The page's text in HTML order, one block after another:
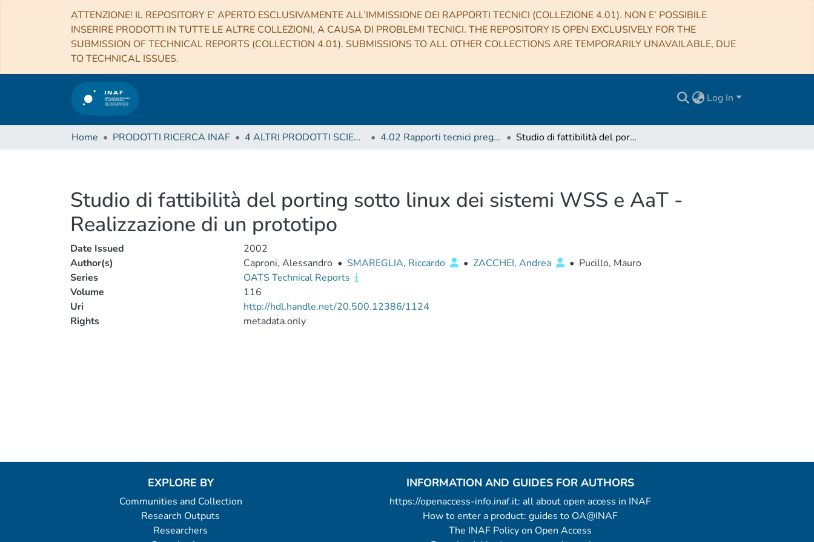
ATTENZIONE! IL REPOSITORY E’ APERTO ESCLUSIVAMENTE ALL’IMMISSIONE DEI RAPPORTI TECNICI (COLLEZIONE 4.01). NON E’ POSSIBILE
INSERIRE PRODOTTI IN TUTTE LE ALTRE COLLEZIONI, A CAUSA DI PROBLEMI TECNICI. THE REPOSITORY IS OPEN EXCLUSIVELY FOR THE
SUBMISSION OF TECHNICAL REPORTS (COLLECTION 4.01). SUBMISSIONS TO ALL OTHER COLLECTIONS ARE TEMPORARILY UNAVAILABLE, DUE
TO TECHNICAL ISSUES.
Log In
Home PRODOTTI RICERCA INAF 4 ALTRI PRODOTTI SCIENTIFICI (Other scientific products) 4.02 Rapporti tecnici pregressi Studio di fattibilità del porting sotto linux dei sistemi WSS e AaT - Realizzazione di un prototipo
Studio di fattibilità del porting sotto linux dei sistemi WSS e AaT -
Realizzazione di un prototipo
Date Issued
2002
Author(s)
Caproni, Alessandro • SMAREGLIA, Riccardo • ZACCHEI, Andrea • Pucillo, Mauro
Series
OATS Technical Reports
Volume
116
Uri
http://hdl.handle.net/20.500.12386/1124
Rights
metadata.only
EXPLORE BY
Communities and Collection
Research Outputs
Researchers
INFORMATION AND GUIDES FOR AUTHORS
https://openaccess-info.inaf.it: all about open access in INAF
How to enter a product: guides to OA@INAF
The INAF Policy on Open Access